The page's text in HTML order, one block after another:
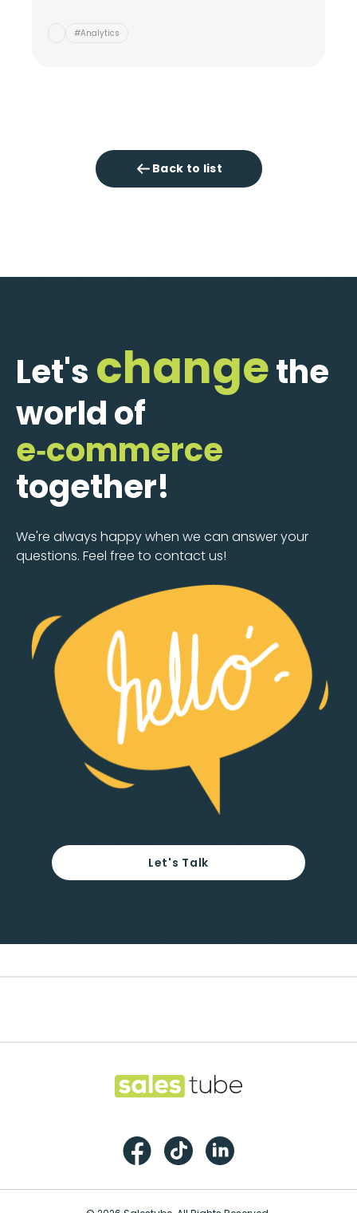
#Analytics
Back to list
Let's changethe
world of
e‑commerce
together!
We're always happy when we can answer your
questions. Feel free to contact us!
Let's Talk
Salestube
FacebookTikTok LinkedIn